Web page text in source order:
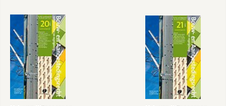
4. Rechtspraak schorsing en beëindiging werk in onvoltooide
staat door aannemer
4.1 Rechtspraak in het algemeen
4.2 Schorsing door de aannemer
4.3 Beëindiging van het werk in onvoltooide staat door de
aannemer
4.4 Anticipatieve ontbinding (art. 7:756 lid 2 BW)
5. In Ingebreke blijven, waarschijnlijk in gebreke blijven,
onvermogen of overlijden van de opdrachtgever: regelingen